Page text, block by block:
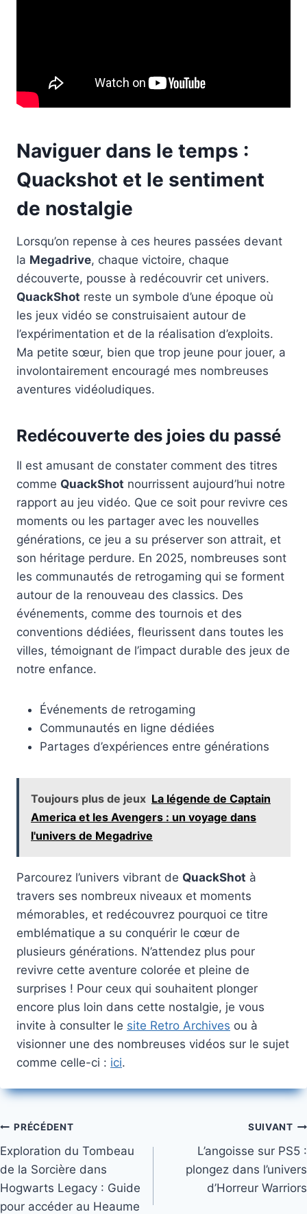
Naviguer dans le temps :
Quackshot et le sentiment
de nostalgie
Lorsqu’on repense à ces heures passées devant
la Megadrive, chaque victoire, chaque
découverte, pousse à redécouvrir cet univers.
QuackShot reste un symbole d’une époque où
les jeux vidéo se construisaient autour de
l’expérimentation et de la réalisation d’exploits.
Ma petite sœur, bien que trop jeune pour jouer, a
involontairement encouragé mes nombreuses
aventures vidéoludiques.
Redécouverte des joies du passé
Il est amusant de constater comment des titres
comme QuackShot nourrissent aujourd’hui notre
rapport au jeu vidéo. Que ce soit pour revivre ces
moments ou les partager avec les nouvelles
générations, ce jeu a su préserver son attrait, et
son héritage perdure. En 2025, nombreuses sont
les communautés de retrogaming qui se forment
autour de la renouveau des classics. Des
événements, comme des tournois et des
conventions dédiées, fleurissent dans toutes les
villes, témoignant de l’impact durable des jeux de
notre enfance.
Événements de retrogaming
Communautés en ligne dédiées
Partages d’expériences entre générations
Toujours plus de jeux La légende de Captain
America et les Avengers : un voyage dans
l'univers de Megadrive
Parcourez l’univers vibrant de QuackShot à
travers ses nombreux niveaux et moments
mémorables, et redécouvrez pourquoi ce titre
emblématique a su conquérir le cœur de
plusieurs générations. N’attendez plus pour
revivre cette aventure colorée et pleine de
surprises ! Pour ceux qui souhaitent plonger
encore plus loin dans cette nostalgie, je vous
invite à consulter le site Retro Archives ou à
visionner une des nombreuses vidéos sur le sujet
comme celle-ci : ici.
Navigation
de
l’article
PRÉCÉDENT
Exploration du Tombeau
de la Sorcière dans
Hogwarts Legacy : Guide
pour accéder au Heaume
SUIVANT
L’angoisse sur PS5 :
plongez dans l’univers
d’Horreur Warriors